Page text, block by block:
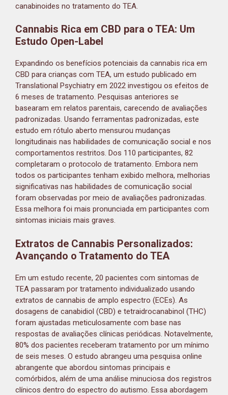
canabinoides no tratamento do TEA.
Cannabis Rica em CBD para o TEA: Um
Estudo Open-Label
Expandindo os benefícios potenciais da cannabis rica em
CBD para crianças com TEA, um estudo publicado em
Translational Psychiatry em 2022 investigou os efeitos de
6 meses de tratamento. Pesquisas anteriores se
basearam em relatos parentais, carecendo de avaliações
padronizadas. Usando ferramentas padronizadas, este
estudo em rótulo aberto mensurou mudanças
longitudinais nas habilidades de comunicação social e nos
comportamentos restritos. Dos 110 participantes, 82
completaram o protocolo de tratamento. Embora nem
todos os participantes tenham exibido melhora, melhorias
significativas nas habilidades de comunicação social
foram observadas por meio de avaliações padronizadas.
Essa melhora foi mais pronunciada em participantes com
sintomas iniciais mais graves.
Extratos de Cannabis Personalizados:
Avançando o Tratamento do TEA
Em um estudo recente, 20 pacientes com sintomas de
TEA passaram por tratamento individualizado usando
extratos de cannabis de amplo espectro (ECEs). As
dosagens de canabidiol (CBD) e tetraidrocanabinol (THC)
foram ajustadas meticulosamente com base nas
respostas de avaliações clínicas periódicas. Notavelmente,
80% dos pacientes receberam tratamento por um mínimo
de seis meses. O estudo abrangeu uma pesquisa online
abrangente que abordou sintomas principais e
comórbidos, além de uma análise minuciosa dos registros
clínicos dentro do espectro do autismo. Essa abordagem